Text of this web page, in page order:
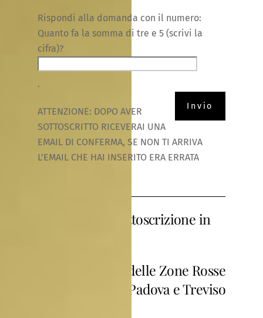
Rispondi alla domanda con il numero:
Quanto fa la somma di tre e 5 (scrivi la
cifra)?
.
ATTENZIONE: DOPO AVER
SOTTOSCRITTO RICEVERAI UNA
EMAIL DI CONFERMA, SE NON TI ARRIVA
L'EMAIL CHE HAI INSERITO ERA ERRATA
Terminata la sottoscrizione in
Eliminazione delle Zone Rosse
di Venezia, Padova e Treviso